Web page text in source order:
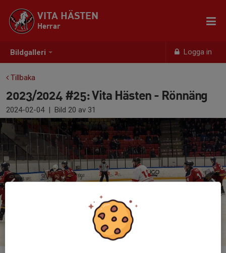
Bildgalleri Logga in
VITA HÄSTEN
Herrar
Tillbaka
2023/2024 #25: Vita Hästen - Rönnäng
2024-02-04 | Bild 20 av 31